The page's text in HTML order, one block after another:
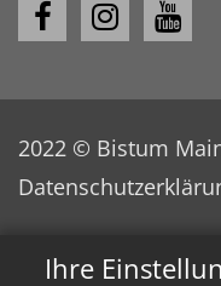
Ihre
2022 © Bistum